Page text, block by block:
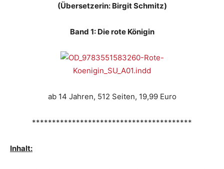
(Übersetzerin: Birgit Schmitz)
Band 1: Die rote Königin
ab 14 Jahren, 512 Seiten, 19,99 Euro
****************************************
Inhalt: